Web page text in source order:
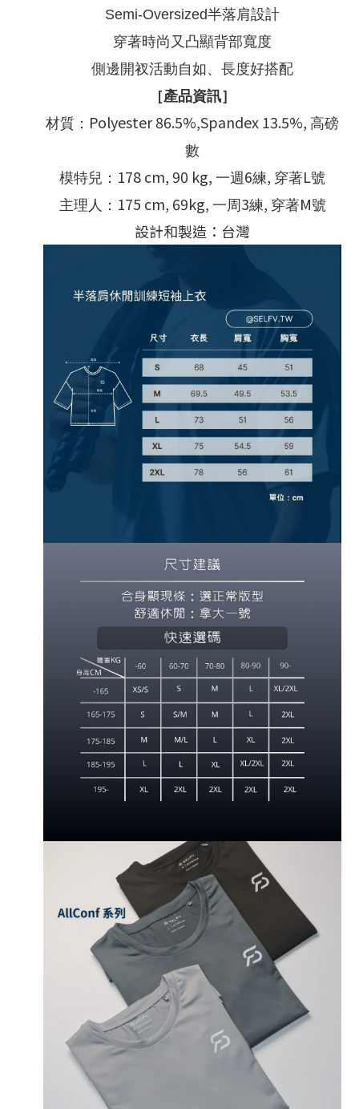
Semi-Oversized半落肩設計
穿著時尚又凸顯背部寬度
側邊開衩活動自如、長度好搭配
［產品資訊］
材質： Polyester 86.5%,Spandex 13.5%, 高磅
數
模特兒： 178 cm, 90 kg, 一週6練, 穿著L號
主理人： 175 cm, 69kg, 一周 3練, 穿著M號
設計和製造：台灣